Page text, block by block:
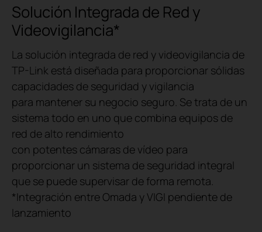
Solución Integrada de Red y
Videovigilancia*
La solución integrada de red y videovigilancia de
TP-Link está diseñada para proporcionar sólidas
capacidades de seguridad y vigilancia
para mantener su negocio seguro. Se trata de un
sistema todo en uno que combina equipos de
red de alto rendimiento
con potentes cámaras de vídeo para
proporcionar un sistema de seguridad integral
que se puede supervisar de forma remota.
*Integración entre Omada y VIGI pendiente de
lanzamiento